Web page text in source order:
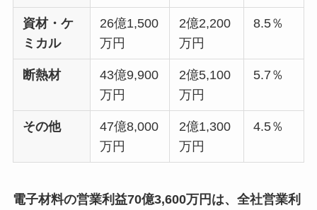
資材・ケ
ミカル
26億1,500
万円
2億2,200
万円
8.5％
断熱材
43億9,900
万円
2億5,100
万円
5.7％
その他
47億8,000
万円
2億1,300
万円
4.5％
電子材料の営業利益70億3,600万円は、全社営業利